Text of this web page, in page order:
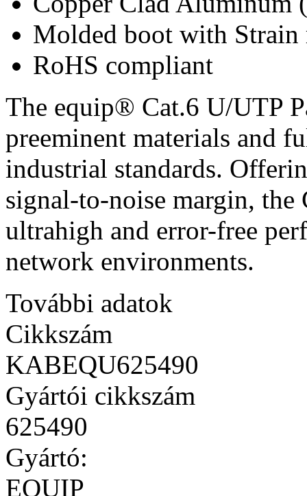
Molded boot with Strain
RoHS compliant
The equip® Cat.6 U/UTP
preeminent materials and
industrial standards.
signal-to-noise margin, the
ultrahigh and error-free
network environments.
További adatok
Cikkszám
KABEQU625490
Gyártói cikkszám
625490
Gyártó:
EQUIP